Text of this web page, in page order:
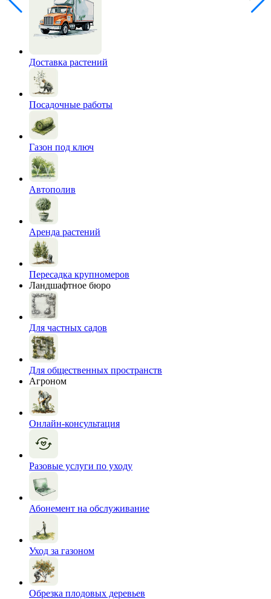
Доставка растений
Посадочные работы
Газон под ключ
Автополив
Аренда растений
Пересадка крупномеров
Ландшафтное бюро
Для частных садов
Для общественных пространств
Агроном
Онлайн-консультация
Разовые услуги по уходу
Абонемент на обслуживание
Уход за газоном
Обрезка плодовых деревьев